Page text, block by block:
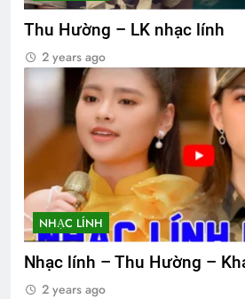
Thu Hường – LK nhạc lính
2 years ago
NHẠC LÍNH
Nhạc lính – Thu Hường –
2 years ago